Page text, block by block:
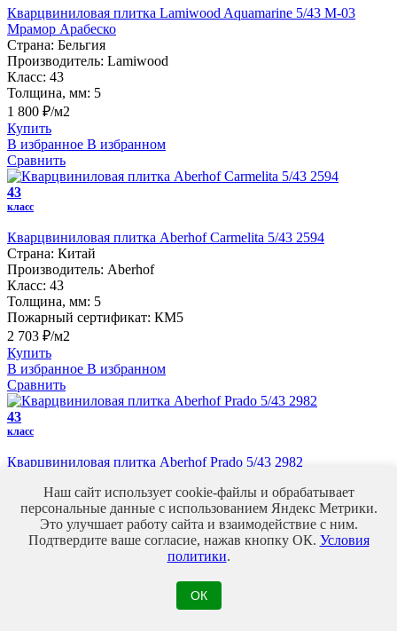
Кварцвиниловая плитка Lamiwood Aquamarine 5/43 M-03
Мрамор Арабеско
Страна: Бельгия
Производитель: Lamiwood
Класс: 43
Толщина, мм: 5
1 800 ₽/м2
Купить
В избранное В избранном
Сравнить
43
класс
Кварцвиниловая плитка Aberhof Carmelita 5/43 2594
Страна: Китай
Производитель: Aberhof
Класс: 43
Толщина, мм: 5
Пожарный сертификат: КМ5
2 703 ₽/м2
Купить
В избранное В избранном
Сравнить
43
класс
Кварцвиниловая плитка Aberhof Prado 5/43 2982
Производитель: Aberhof
Класс: 43
Толщина, мм: 5
Пожарный сертификат: КМ5
Наш сайт использует cookie-файлы и обрабатывает
персональные данные с использованием Яндекс Метрики.
Это улучшает работу сайта и взаимодействие с ним.
Подтвердите ваше согласие, нажав кнопку ОК. Условия
политики.
ОК